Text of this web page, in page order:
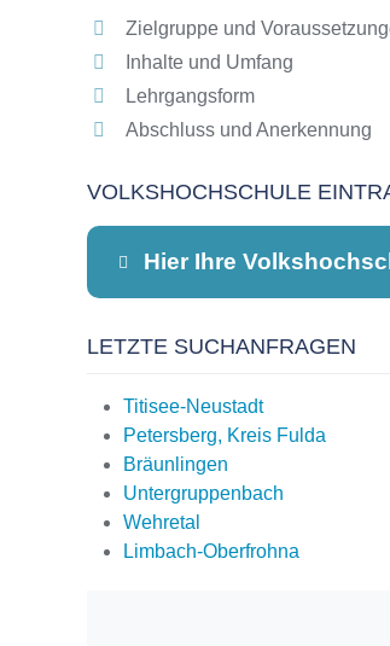
Zielgruppe und
Inhalte und Umfang
Lehrgangsform
Abschluss und Anerkennung
VOLKSHOCHSCHULE
Hier Ihre
Name
LETZTE SUCHANFRAGEN
Titisee-Neustadt
Petersberg, Kreis Fulda
Bräunlingen
Untergruppenbach
Wehretal
Limbach-Oberfrohna